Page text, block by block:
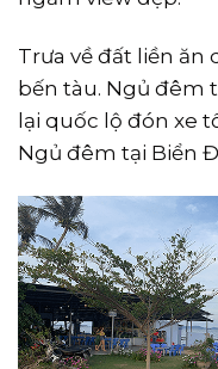
Trưa về đất liền ăn
bến tàu. Ngủ đêm
lại quốc lộ đón xe
Ngủ đêm tại Biển